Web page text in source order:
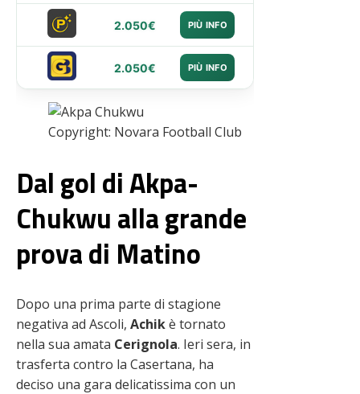
2.050€ PIÙ INFO
2.050€ PIÙ INFO
Copyright: Novara Football Club
Dal gol di Akpa-
Chukwu alla grande
prova di Matino
Dopo una prima parte di stagione
negativa ad Ascoli, Achikè tornato
nella sua amata Cerignola. Ieri sera, in
trasferta contro la Casertana, ha
deciso una gara delicatissima con un